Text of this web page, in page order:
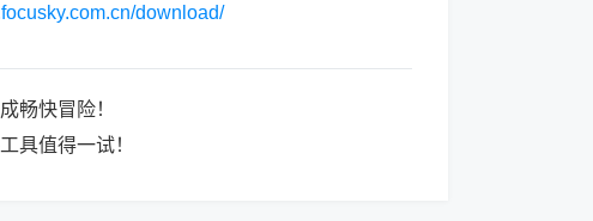
download/
畅快冒险！
具值得一试！